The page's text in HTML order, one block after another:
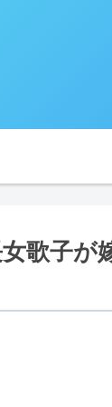
歌子が